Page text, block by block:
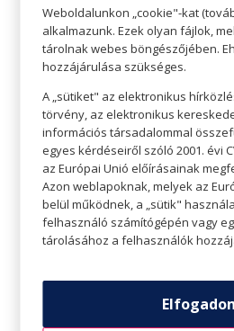
Most nézzük a sminket!
Mindenki szeretné, hogy a
buli ideje alatt, alkalmanként
át is tartson és ne
az arcunkon idő előtt. Egy
olyan fontos, mint egy jó
elég időt szánni. Igazából ez
már a fesztiválsmink
a sminkhez pedig
szemhéjfestékek
Weboldalunkon „cookie"-kat
alkalmazunk. Ezek olyan fájlok,
tárolnak webes böngészőjében.
hozzájárulása szükséges.
A „sütiket" az elektronikus
törvény, az elektronikus
információs társadalommal
egyes kérdéseiről szóló 2001. évi
az Európai Unió előírásainak
Azon weblapoknak, melyek az
belül működnek, a „sütik"
felhasználó számítógépén vagy
tárolásához a felhasználók